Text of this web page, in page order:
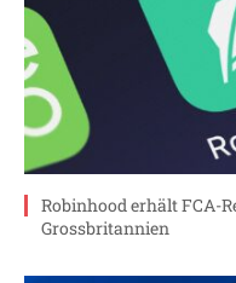
Robinhood erhält FCA-
Grossbritannien